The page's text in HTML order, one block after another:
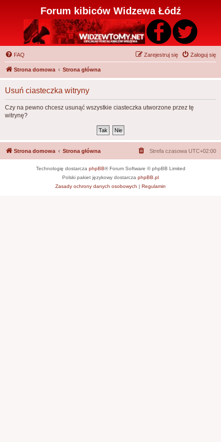
Forum kibiców Widzewa Łódź
FAQ Zaloguj się
Zarejestruj się
Strona domowa Strona główna
Usuń ciasteczka witryny
Czy na pewno chcesz usunąć wszystkie ciasteczka utworzone przez tę
witrynę?
Strona domowa Strona główna Strefa czasowa UTC+02:00
Technologię dostarcza phpBB® Forum Software © phpBB Limited
Polski pakiet językowy dostarcza phpBB.pl
Zasady ochrony danych osobowych | Regulamin